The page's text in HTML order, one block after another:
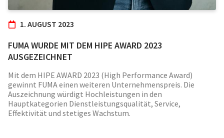
1. AUGUST 2023
FUMA WURDE MIT DEM HIPE AWARD 2023
AUSGEZEICHNET
Mit dem HIPE AWARD 2023 (High Performance Award)
gewinnt FUMA einen weiteren Unternehmenspreis. Die
Auszeichnung würdigt Hochleistungen in den
Hauptkategorien Dienstleistungsqualität, Service,
Effektivität und stetiges Wachstum.